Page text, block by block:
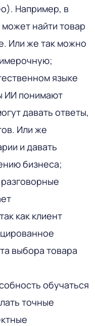
Например, в
найти товар
Или же так можно
языке
ИИ понимают
давать ответы,
Или же
и давать
бизнеса;
как клиент
выбора товара
обучаться
точные